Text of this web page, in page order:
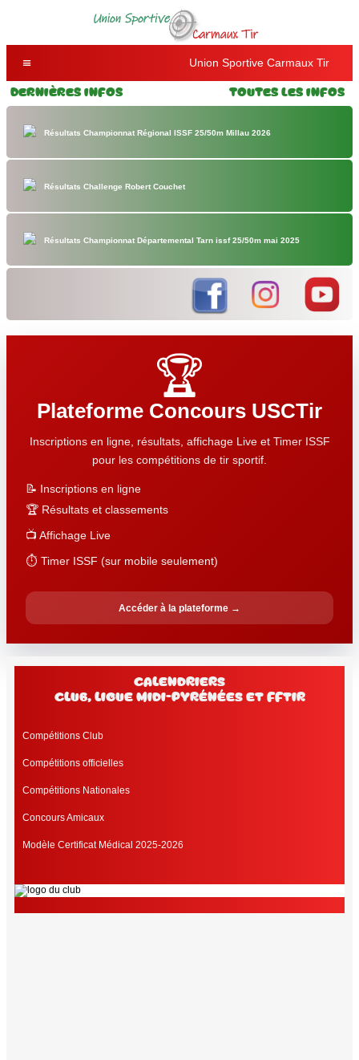
Union Sportive Carmaux Tir
Dernières Infos Toutes les Infos
Résultats Championnat Régional ISSF 25/50m Millau 2026
Résultats Challenge Robert Couchet
Résultats Championnat Départemental Tarn issf 25/50m mai 2025
🏆
Plateforme Concours USCTir
Inscriptions en ligne, résultats, affichage Live et Timer ISSF
pour les compétitions de tir sportif.
📝 Inscriptions en ligne
🏆 Résultats et classements
📺 Affichage Live
⏱️ Timer ISSF (sur mobile seulement)
Accéder à la plateforme →
Calendriers
club, Ligue Midi-Pyrénées et FFtir
Compétitions Club
Compétitions officielles
Compétitions Nationales
Concours Amicaux
Modèle Certificat Médical 2025-2026